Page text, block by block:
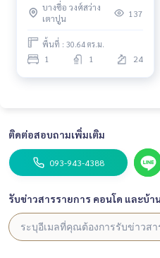
บางซื่อ วงศ์สว่าง
เตาปูน
137
พื้นที่ : 30.64 ตร.ม.
1 1 24
ติดต่อสอบถามเพิ่มเติม
093-943-4388
รับข่าวสารรายการ คอนโด และบ้า